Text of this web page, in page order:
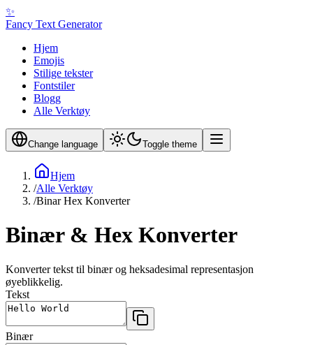
✨
Fancy Text Generator
Hjem
Emojis
Stilige tekster
Fontstiler
Blogg
Alle Verktøy
Change language Toggle theme
Hjem
/Alle Verktøy
/Binar Hex Konverter
Binær & Hex Konverter
Konverter tekst til binær og heksadesimal representasjon
øyeblikkelig.
Tekst
Binær